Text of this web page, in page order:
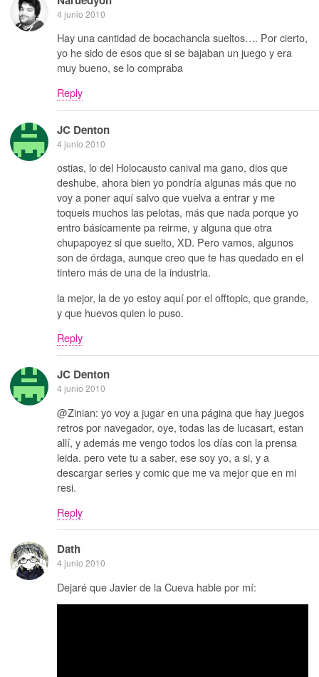
4 junio 2010
Hay una cantidad de bocachancla sueltos…. Por cierto,
yo he sido de esos que si se bajaban un juego y era
muy bueno, se lo compraba
Reply
JC Denton
4 junio 2010
ostias, lo del Holocausto canival ma gano, dios que
deshube, ahora bien yo pondría algunas más que no
voy a poner aquí salvo que vuelva a entrar y me
toqueis muchos las pelotas, más que nada porque yo
entro básicamente pa reirme, y alguna que otra
chupapoyez si que suelto, XD. Pero vamos, algunos
son de órdaga, aunque creo que te has quedado en el
tintero más de una de la industria.
la mejor, la de yo estoy aquí por el offtopic, que grande,
y que huevos quien lo puso.
Reply
JC Denton
4 junio 2010
@Zinian: yo voy a jugar en una página que hay juegos
retros por navegador, oye, todas las de lucasart, estan
allí, y además me vengo todos los días con la prensa
leida. pero vete tu a saber, ese soy yo, a si, y a
descargar series y comic que me va mejor que en mi
resi.
Reply
Dath
4 junio 2010
Dejaré que Javier de la Cueva hable por mí: